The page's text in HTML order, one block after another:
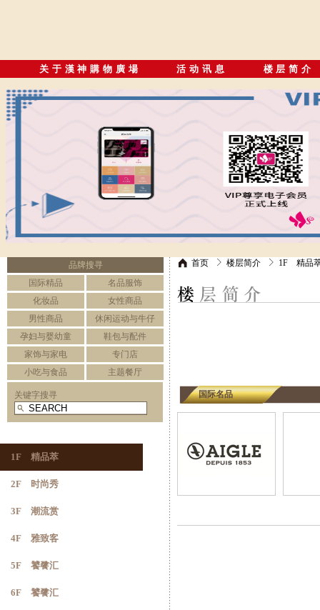
关于漢神購物廣場 活动讯息 楼层简介
品牌搜寻
国际精品
名品服饰
化妆品
女性商品
男性商品
休闲运动与牛仔
孕妇与婴幼童
鞋包与配件
家饰与家电
专门店
小吃与食品
主题餐厅
关键字搜寻
1F 精品萃
2F 时尚秀
3F 潮流赏
4F 雅致客
5F 饕餮汇
6F 饕餮汇
首页 楼层简介 1F 精品
国际名品